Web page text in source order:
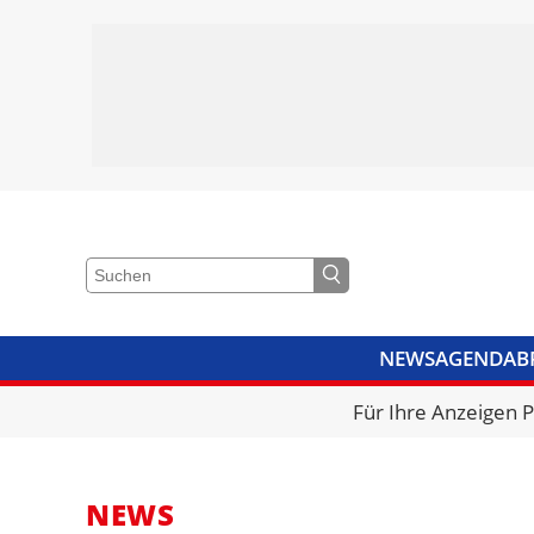
NEWSAGENDA
VIDEOSBIBLIOTHEK
Für Ihre Anzeigen
NEWS